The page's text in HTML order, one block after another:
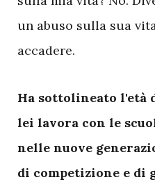
un abuso sulla sua
accadere.
Ha sottolineato l'età
lei lavora con le
nelle nuove
di competizione e di